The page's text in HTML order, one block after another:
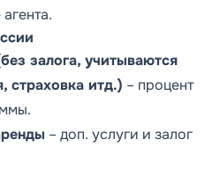
залога, учитываются
страховка итд.) – процент
– доп. услуги и залог